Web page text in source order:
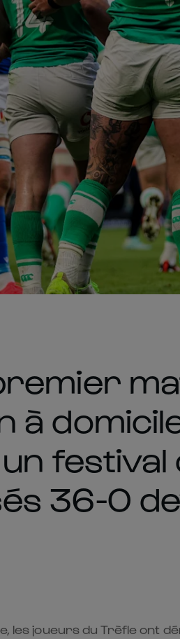
à
36-0
les joueurs du Trèfle ont